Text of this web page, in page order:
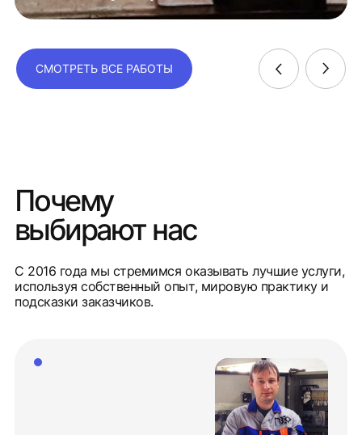
СМОТРЕТЬ ВСЕ РАБОТЫ
Почему
выбирают нас
С 2016 года мы стремимся оказывать лучшие услуги,
используя собственный опыт, мировую практику и
подсказки заказчиков.